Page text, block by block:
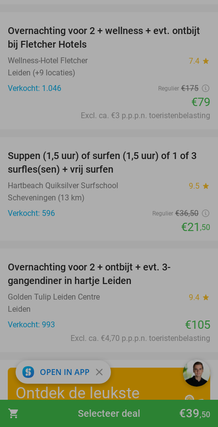
shopping_cart €39,50
Selecteer deal
55%
Overnachting voor 2 + wellness + evt. ontbijt
bij Fletcher Hotels
Wellness-Hotel Fletcher 7.4 star
Leiden (+9 locaties)
Verkocht: 1.046
Regulier €175
€79
Excl. ca. €3 p.p.p.n. toeristenbelasting
41%
Suppen (1,5 uur) of surfen (1,5 uur) of 1 of 3
surfles(sen) + vrij surfen
Hartbeach Quiksilver Surfschool 9.5 star
Scheveningen (13 km)
Verkocht: 596
Regulier €36,50
€21 ,50
Overnachting voor 2 + ontbijt + evt. 3-
gangendiner in hartje Leiden
Golden Tulip Leiden Centre 9.4 star
Leiden
Verkocht: 993
€105
Excl. ca. €4,70 p.p.p.n. toeristenbelasting
Ontdek de leukste
zomervakantiedeals
OPEN IN APP close